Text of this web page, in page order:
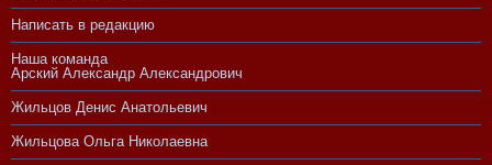
Написать в редакцию
Наша команда
Арский Александр Александрович
Жильцов Денис Анатольевич
Жильцова Ольга Николаевна